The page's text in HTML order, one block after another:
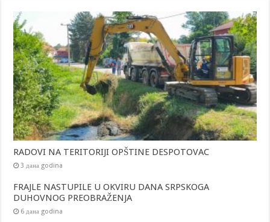
RADOVI NA TERITORIJI OPŠTINE DESPOTOVAC
3 дана godina
FRAJLE NASTUPILE U OKVIRU DANA SRPSKOGA
DUHOVNOG PREOBRAŽENJA
6 дана godina